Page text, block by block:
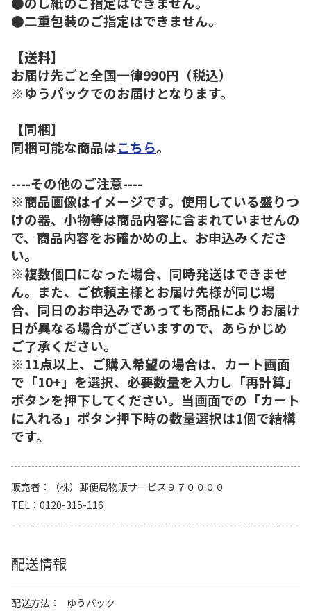
●二重包装のご指定はできません。
【送料】
お届け先ごと全国一律990円（税込）
※ゆうパックでのお届けとなります。
【同梱】
同梱可能な商品はこちら。
----その他のご注意----
※商品画像はイメージです。使用している盛りつ
けの器、小物等は商品内容に含まれていませんの
で、商品内容をお確かめの上、お申込みくださ
い。
※複数個口になった場合、同時発送はできませ
ん。また、ご依頼主様とお届け先様が同じ場
合、同日のお申込みであっても商品によりお届け
日が異なる場合がございますので、あらかじめ
ご了承ください。
※11点以上、ご購入希望の場合は、カート画面
で「10+」を選択、必要数量を入力し「再計算」
ボタンを押下してください。当画面での「カート
に入れる」ボタン押下時の数量選択は1個で結構
です。
販売者
（株）郵便局物販サービス９７００００
TEL
0120-315-116
配送情報
配送方法
ゆうパック